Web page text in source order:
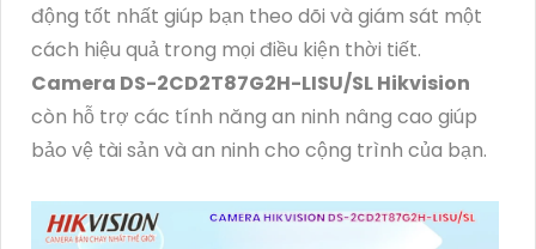
động tốt nhất giúp bạn theo dõi và giám sát một
cách hiệu quả trong mọi điều kiện thời tiết.
Camera DS-2CD2T87G2H-LISU/SL Hikvision
còn hỗ trợ các tính năng an ninh nâng cao giúp
bảo vệ tài sản và an ninh cho cộng trình của bạn.